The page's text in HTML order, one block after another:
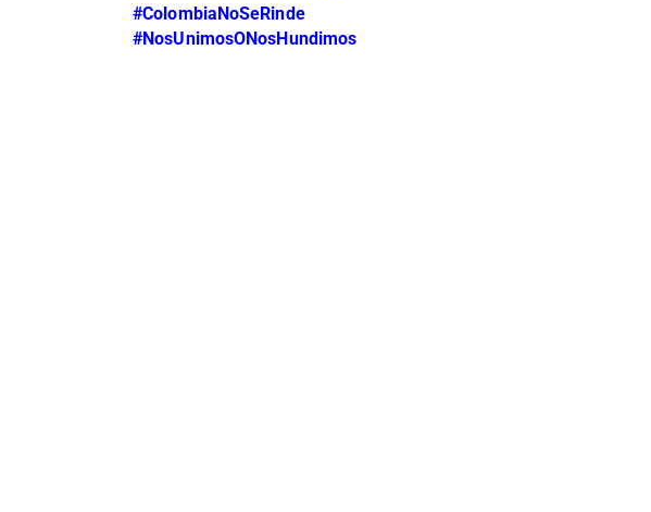
#ColombiaNoSeRinde
#NosUnimosONosHundimos